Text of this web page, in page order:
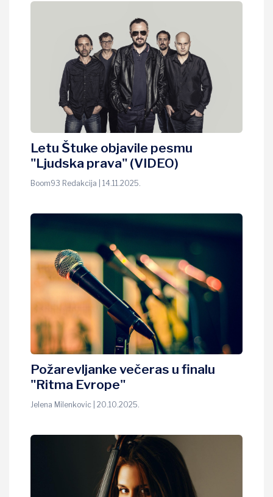
Letu Štuke objavile pesmu
"Ljudska prava" (VIDEO)
Boom93 Redakcija | 14.11.2025.
Požarevljanke večeras u finalu
"Ritma Evrope"
Jelena Milenkovic | 20.10.2025.